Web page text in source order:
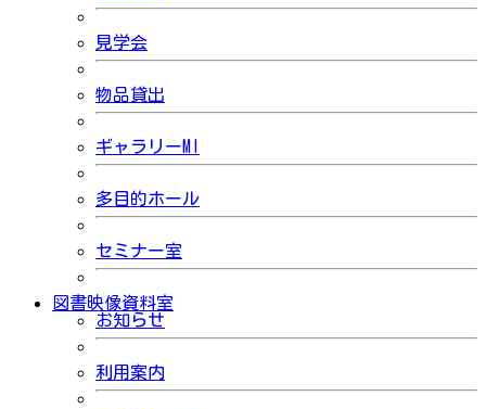
見学会
物品貸出
ギャラリーMI
多目的ホール
セミナー室
図書映像資料室
お知らせ
利用案内